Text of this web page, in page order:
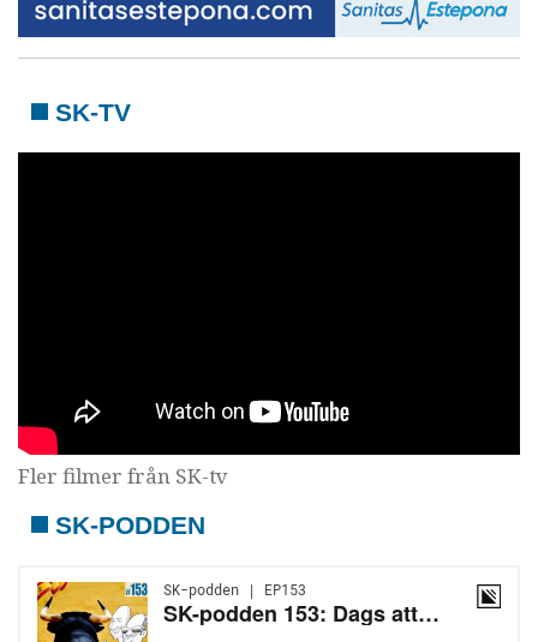
SK-TV
Fler filmer från SK-tv
SK-PODDEN